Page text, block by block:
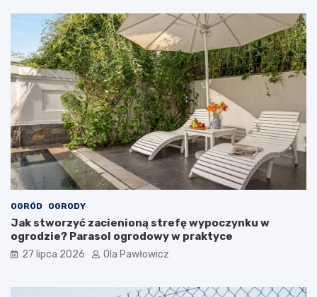
OGRÓD OGRODY
Jak stworzyć zacienioną strefę wypoczynku w
ogrodzie? Parasol ogrodowy w praktyce
27 lipca 2026 Ola Pawłowicz